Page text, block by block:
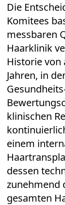
Die
Komitees
messbaren
Haarklinik
Historie von
Jahren, in
klinischen
einem
dessen
zunehmend
gesamten